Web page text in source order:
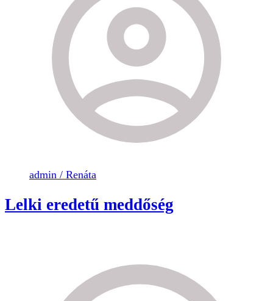
admin / Renáta
Lelki eredetű meddőség